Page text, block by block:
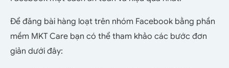
Để đăng bài hàng loạt trên nhóm Facebook bằng phần
mềm MKT Care bạn có thể tham khảo các bước đơn
giản dưới đây: